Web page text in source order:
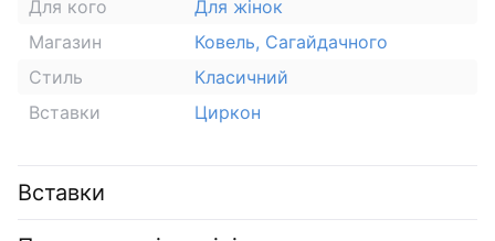
Для кого
Для жінок
Магазин
Ковель, Сагайдачного
Стиль
Класичний
Вставки
Циркон
Вставки